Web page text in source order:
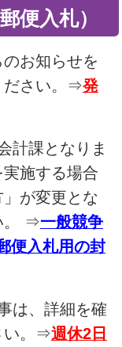
便入札）
お知らせを
ださい。⇒発
計課となりま
施する場合
が変更とな
。 ⇒一般競争
便入札用の封
は、詳細を確
い。⇒週休2日